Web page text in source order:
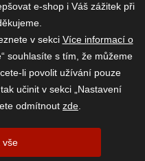
e-shop, Kanice 307, 664 01
75785439
e-shop i Váš zážitek při
v sekci Více informací o
souhlasíte s tím, že můžeme
li povolit užívání pouze
učinit v sekci „Nastavení
odmítnout zde
vše